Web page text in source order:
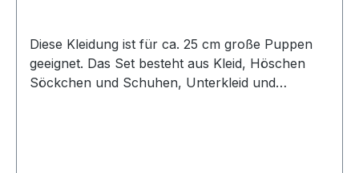
Diese Kleidung ist für ca. 25 cm große Puppen
geeignet. Das Set besteht aus Kleid, Höschen
Söckchen und Schuhen, Unterkleid und